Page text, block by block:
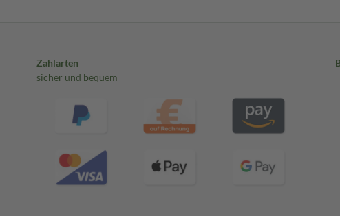
Zahlarten
sicher und bequem